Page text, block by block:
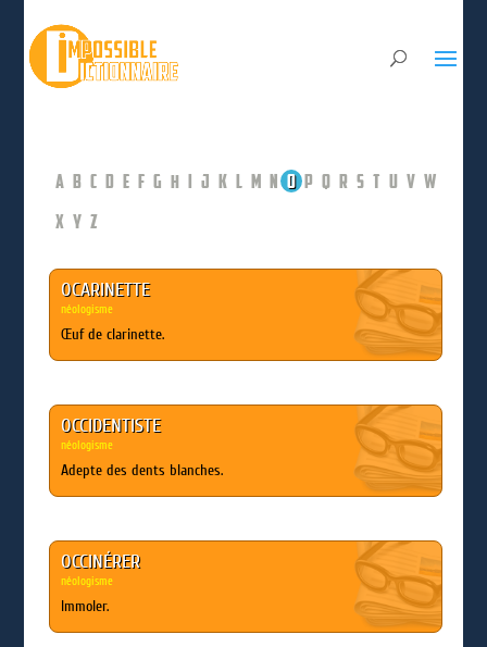
A B C D E F G H I J K L M N O P Q R S T U V W
X Y Z
OCARINETTE
néologisme
Œuf de clarinette.
OCCIDENTISTE
néologisme
Adepte des dents blanches.
OCCINÉRER
néologisme
Immoler.